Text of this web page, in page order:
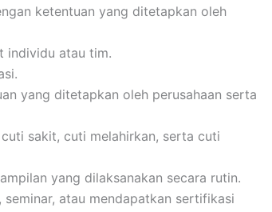
ketentuan yang ditetapkan oleh
individu atau tim.
yang ditetapkan oleh perusahaan serta
sakit, cuti melahirkan, serta cuti
yang dilaksanakan secara rutin.
atau mendapatkan sertifikasi